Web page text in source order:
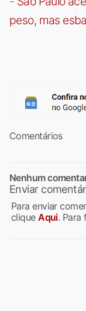
peso, mas
Comentários
Nenhum
Enviar
Para enviar
cliqueAqui. Para